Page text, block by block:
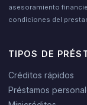
asesoramiento
condiciones del
TIPOS DE
Créditos rápidos
Préstamos